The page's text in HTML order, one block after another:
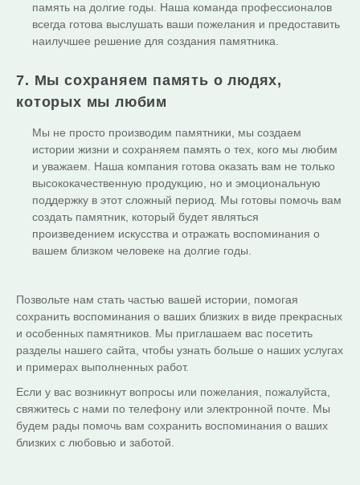
память на долгие годы. Наша команда профессионалов
всегда готова выслушать ваши пожелания и предоставить
наилучшее решение для создания памятника.
7. Мы сохраняем память о людях,
которых мы любим
Мы не просто производим памятники, мы создаем
истории жизни и сохраняем память о тех, кого мы любим
и уважаем. Наша компания готова оказать вам не только
высококачественную продукцию, но и эмоциональную
поддержку в этот сложный период. Мы готовы помочь вам
создать памятник, который будет являться
произведением искусства и отражать воспоминания о
вашем близком человеке на долгие годы.
Позвольте нам стать частью вашей истории, помогая
сохранить воспоминания о ваших близких в виде прекрасных
и особенных памятников. Мы приглашаем вас посетить
разделы нашего сайта, чтобы узнать больше о наших услугах
и примерах выполненных работ.
Если у вас возникнут вопросы или пожелания, пожалуйста,
свяжитесь с нами по телефону или электронной почте. Мы
будем рады помочь вам сохранить воспоминания о ваших
близких с любовью и заботой.